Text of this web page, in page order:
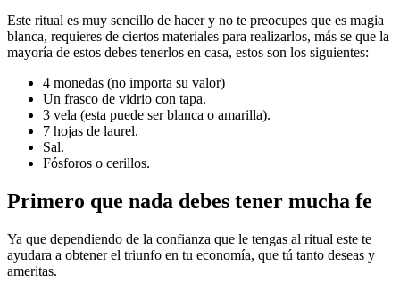
Este ritual es muy sencillo de hacer y no te preocupes que es magia
blanca, requieres de ciertos materiales para realizarlos, más se que la
mayoría de estos debes tenerlos en casa, estos son los siguientes:
4 monedas (no importa su valor)
Un frasco de vidrio con tapa.
3 vela (esta puede ser blanca o amarilla).
7 hojas de laurel.
Sal.
Fósforos o cerillos.
Primero que nada debes tener mucha fe
Ya que dependiendo de la confianza que le tengas al ritual este te
ayudara a obtener el triunfo en tu economía, que tú tanto deseas y
ameritas.